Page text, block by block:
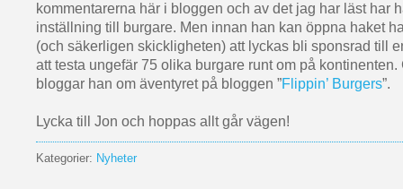
kommentarerna här i bloggen och av det jag har läst har
inställning till burgare. Men innan han kan öppna haket
(och säkerligen skickligheten) att lyckas bli sponsrad till
att testa ungefär 75 olika burgare runt om på kontinenten.
bloggar han om äventyret på bloggen ”Flippin’ Burgers”.
Lycka till Jon och hoppas allt går vägen!
Kategorier: Nyheter